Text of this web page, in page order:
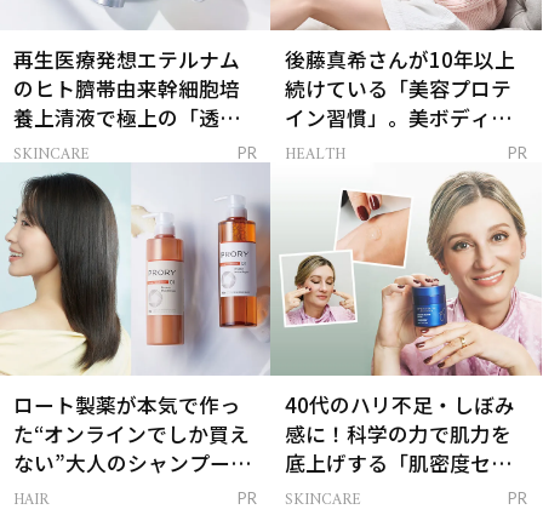
再生医療発想エテルナム
のヒト臍帯由来幹細胞培
養上清液で極上の「透明
感ハリ肌」へ
SKINCARE PR
後藤真希さんが10年以上
続けている「美容プロテ
イン習慣」。美ボディを
支える朝ルーティンと
HEALTH PR
ロート製薬が本気で作っ
た“オンラインでしか買え
ない”大人のシャンプー＆
トリートメントって？
HAIR PR
40代のハリ不足・しぼみ
感に！科学の力で肌力を
底上げする「肌密度セラ
ム」
SKINCARE PR